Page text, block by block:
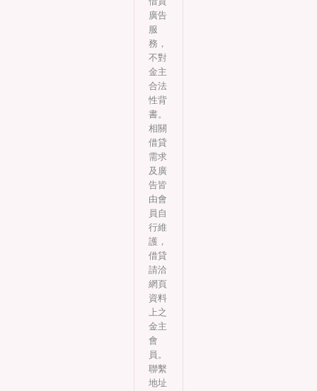
廣告
服
務，
不對
金主
合法
性背
書。
相關
借貸
需求
及廣
告皆
由會
員自
行維
護，
借貸
請洽
網頁
資料
上之
金主
會
員。
聯繫
地址